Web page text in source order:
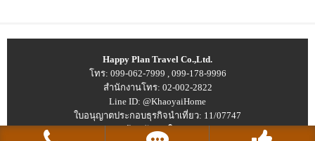
Happy Plan Travel Co.,Ltd.
โทร: 099-062-7999 , 099-178-9996
สำนักงานโทร: 02-002-2822
Line ID: @KhaoyaiHome
ใบอนุญาตประกอบธุรกิจนำเที่ยว: 11/07747
© 2026บ้านพักเขาใหญ่ ราคาถูก